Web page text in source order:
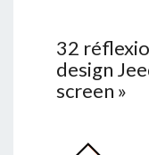
32
design
screen »